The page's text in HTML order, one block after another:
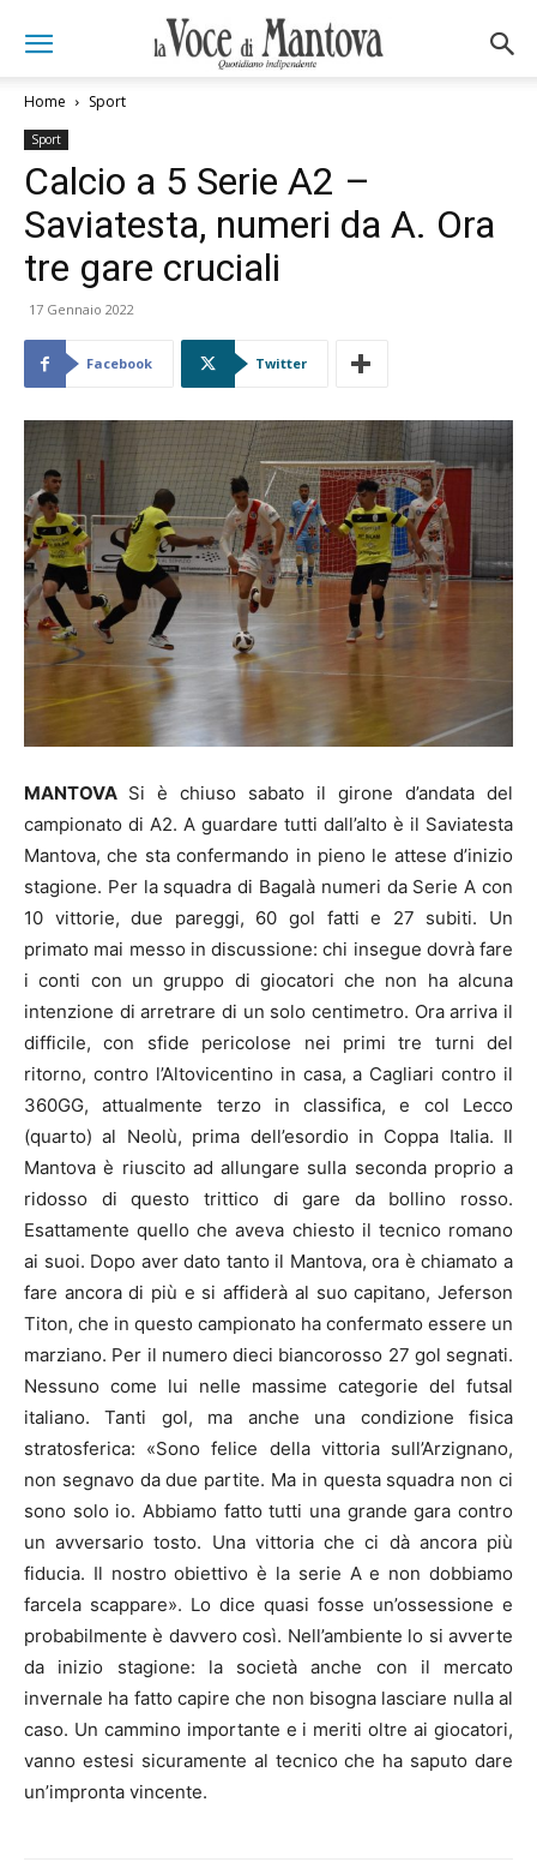
Home Sport
Sport
Calcio a 5 Serie A2 –
Saviatesta, numeri da A. Ora
tre gare cruciali
17 Gennaio 2022
Facebook Twitter
MANTOVA Si è chiuso sabato il girone d’andata del
campionato di A2. A guardare tutti dall’alto è il Saviatesta
Mantova, che sta confermando in pieno le attese d’inizio
stagione. Per la squadra di Bagalà numeri da Serie A con
10 vittorie, due pareggi, 60 gol fatti e 27 subiti. Un
primato mai messo in discussione: chi insegue dovrà fare
i conti con un gruppo di giocatori che non ha alcuna
intenzione di arretrare di un solo centimetro. Ora arriva il
difficile, con sfide pericolose nei primi tre turni del
ritorno, contro l’Altovicentino in casa, a Cagliari contro il
360GG, attualmente terzo in classifica, e col Lecco
(quarto) al Neolù, prima dell’esordio in Coppa Italia. Il
Mantova è riuscito ad allungare sulla seconda proprio a
ridosso di questo trittico di gare da bollino rosso.
Esattamente quello che aveva chiesto il tecnico romano
ai suoi. Dopo aver dato tanto il Mantova, ora è chiamato a
fare ancora di più e si affiderà al suo capitano, Jeferson
Titon, che in questo campionato ha confermato essere un
marziano. Per il numero dieci biancorosso 27 gol segnati.
Nessuno come lui nelle massime categorie del futsal
italiano. Tanti gol, ma anche una condizione fisica
stratosferica: «Sono felice della vittoria sull’Arzignano,
non segnavo da due partite. Ma in questa squadra non ci
sono solo io. Abbiamo fatto tutti una grande gara contro
un avversario tosto. Una vittoria che ci dà ancora più
fiducia. Il nostro obiettivo è la serie A e non dobbiamo
farcela scappare». Lo dice quasi fosse un’ossessione e
probabilmente è davvero così. Nell’ambiente lo si avverte
da inizio stagione: la società anche con il mercato
invernale ha fatto capire che non bisogna lasciare nulla al
caso. Un cammino importante e i meriti oltre ai giocatori,
vanno estesi sicuramente al tecnico che ha saputo dare
un’impronta vincente.